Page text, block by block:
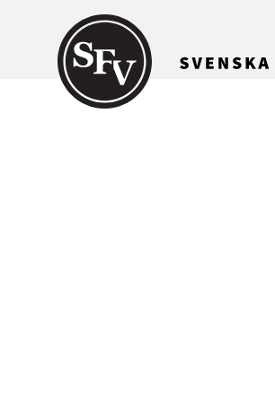
Gå till innehållet